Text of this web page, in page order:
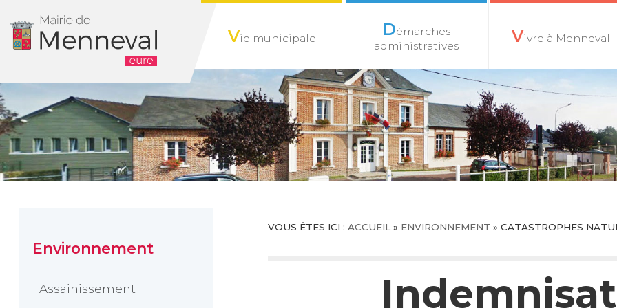
Vie municipale Démarches
administratives
Vivre à Menneval
Environnement
Assainissement
VOUS ÊTES ICI :ACCUEIL » ENVIRONNEMENT »CATASTROPHES